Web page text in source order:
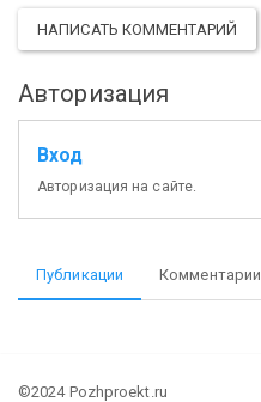
НАПИСАТЬ КОММЕНТАРИЙ
Авторизация
Вход
Авторизация на сайте.
Публикации Комментарии
©2024 Pozhproekt.ru